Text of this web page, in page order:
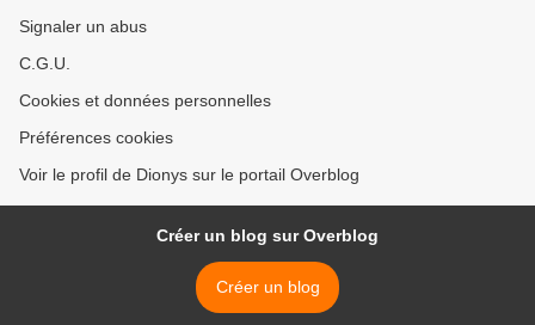
Signaler un abus
C.G.U.
Cookies et données personnelles
Préférences cookies
Voir le profil de Dionys sur le portail Overblog
Créer un blog sur Overblog
Créer un blog